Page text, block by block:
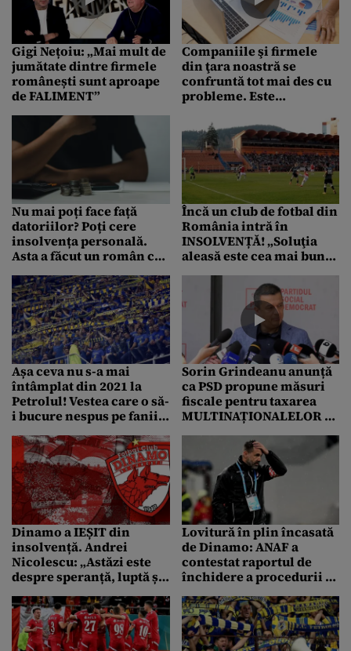
Gigi Nețoiu: „Mai mult de
jumătate dintre firmele
românești sunt aproape
de FALIMENT”
Companiile şi firmele
din ţara noastră se
confruntă tot mai des cu
probleme. Este
INSOLVENȚE la privaţii
din România
Nu mai poți face față
datoriilor? Poți cere
insolvența personală.
Asta a făcut un român cu
milion de euro. Ce ai de
făcut
Încă un club de fotbal din
România intră în
INSOLVENȚĂ! „Soluţia
aleasă este cea mai bună
Așa ceva nu s-a mai
întâmplat din 2021 la
Petrolul! Vestea care o să-
i bucure nespus pe fanii
ultimă oră
Sorin Grindeanu anunță
ca PSD propune măsuri
fiscale pentru taxarea
MULTINAȚIONALELOR și
în pachetul 2 fiscal
Dinamo a IEȘIT din
insolvență. Andrei
Nicolescu: „Astăzi este
despre speranță, luptă și
Lovitură în plin încasată
de Dinamo: ANAF a
contestat raportul de
închidere a procedurii și
insolvență!